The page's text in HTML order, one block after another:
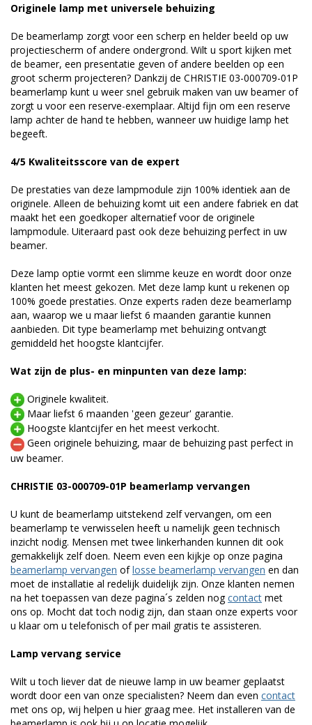
Originele lamp met universele behuizing
De beamerlamp zorgt voor een scherp en helder beeld op uw
projectiescherm of andere ondergrond. Wilt u sport kijken met
de beamer, een presentatie geven of andere beelden op een
groot scherm projecteren? Dankzij de CHRISTIE 03-000709-01P
beamerlamp kunt u weer snel gebruik maken van uw beamer of
zorgt u voor een reserve-exemplaar. Altijd fijn om een reserve
lamp achter de hand te hebben, wanneer uw huidige lamp het
begeeft.
4/5 Kwaliteitsscore van de expert
De prestaties van deze lampmodule zijn 100% identiek aan de
originele. Alleen de behuizing komt uit een andere fabriek en dat
maakt het een goedkoper alternatief voor de originele
lampmodule. Uiteraard past ook deze behuizing perfect in uw
beamer.
Deze lamp optie vormt een slimme keuze en wordt door onze
klanten het meest gekozen. Met deze lamp kunt u rekenen op
100% goede prestaties. Onze experts raden deze beamerlamp
aan, waarop we u maar liefst 6 maanden garantie kunnen
aanbieden. Dit type beamerlamp met behuizing ontvangt
gemiddeld het hoogste klantcijfer.
Wat zijn de plus- en minpunten van deze lamp:
Originele kwaliteit.
Maar liefst 6 maanden 'geen gezeur' garantie.
Hoogste klantcijfer en het meest verkocht.
Geen originele behuizing, maar de behuizing past perfect in
uw beamer.
CHRISTIE 03-000709-01P beamerlamp vervangen
U kunt de beamerlamp uitstekend zelf vervangen, om een
beamerlamp te verwisselen heeft u namelijk geen technisch
inzicht nodig. Mensen met twee linkerhanden kunnen dit ook
gemakkelijk zelf doen. Neem even een kijkje op onze pagina
beamerlamp vervangen oflosse beamerlamp vervangen en dan
moet de installatie al redelijk duidelijk zijn. Onze klanten nemen
na het toepassen van deze pagina´s zelden nogcontact met
ons op. Mocht dat toch nodig zijn, dan staan onze experts voor
u klaar om u telefonisch of per mail gratis te assisteren.
Lamp vervang service
Wilt u toch liever dat de nieuwe lamp in uw beamer geplaatst
wordt door een van onze specialisten? Neem dan even contact
met ons op, wij helpen u hier graag mee. Het installeren van de